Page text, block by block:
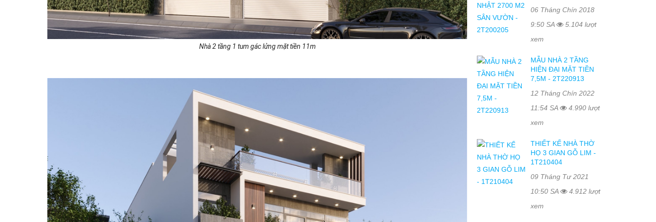
Nhà 2 tầng 1 tum gác lửng mặt tiền 11m
06 Tháng Chín 2018
9:50 SA
5.104 lượt
xem
MẪU NHÀ 2 TẦNG
HIỆN ĐẠI MẶT TIỀN
7,5M - 2T220913
12 Tháng Chín 2022
11:54 SA
4.990 lượt
xem
THIẾT KẾ NHÀ THỜ
HỌ 3 GIAN GỖ LIM -
1T210404
09 Tháng Tư 2021
10:50 SA
4.912 lượt
xem